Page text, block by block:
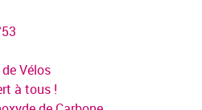
Vélos
à tous !